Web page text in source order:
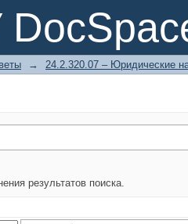
→ 24.2.320.07 – Юридические
результатов поиска.